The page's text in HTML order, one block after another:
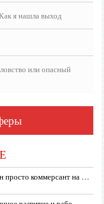
я нашла выход
или опасный
просто коммерсант на …